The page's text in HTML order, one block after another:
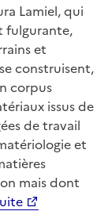
Lamiel, qui
fulgurante,
et
construisent,
corpus
issus de
de travail
et
mais dont